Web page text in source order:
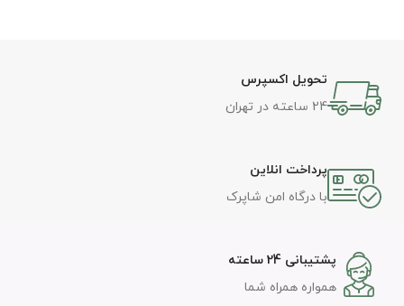
تحویل اکسپرس
24 ساعته در تهران
پرداخت انلاین
با درگاه امن شاپرک
پشتیبانی 24 ساعته
همواره همراه شما